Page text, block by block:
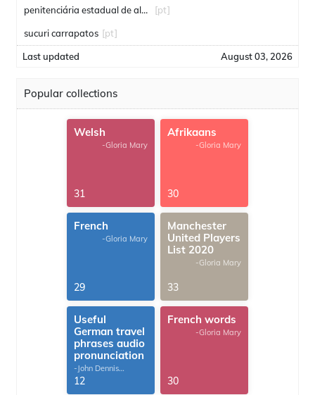
penitenciária estadual de alcaçuz [pt]
sucuri carrapatos [pt]
Last updated August 03, 2026
Popular collections
Welsh
-Gloria Mary
31
Afrikaans
-Gloria Mary
30
French
-Gloria Mary
29
Manchester
United Players
List 2020
-Gloria Mary
33
Useful
German travel
phrases audio
pronunciation
-John Dennis
G.Thomas
12
French words
-Gloria Mary
30